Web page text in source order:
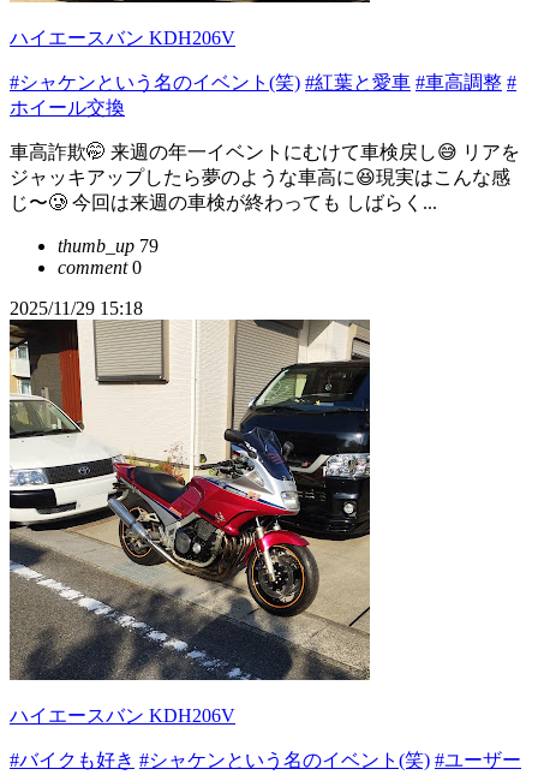
ハイエースバン KDH206V
#シャケンという名のイベント(笑) #紅葉と愛車 #車高調整 #
ホイール交換
車高詐欺🤭 来週の年一イベントにむけて車検戻し😅 リアを
ジャッキアップしたら夢のような車高に😆現実はこんな感
じ〜🥲 今回は来週の車検が終わっても しばらく...
thumb_up 79
comment0
2025/11/29 15:18
ハイエースバン KDH206V
#バイクも好き #シャケンという名のイベント(笑) #ユーザー